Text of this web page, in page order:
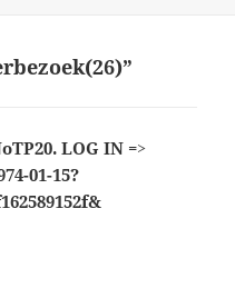
LOG IN =>
01-15?